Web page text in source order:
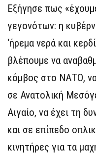
Εξήγησε πως
γεγονότων: η
‘ήρεμα νερά και
βλέπουμε να
κόμβος στο ΝΑΤΟ,
σε Ανατολική
Αιγαίο, να έχει τη
και σε επίπεδο
κινητήρες για τα